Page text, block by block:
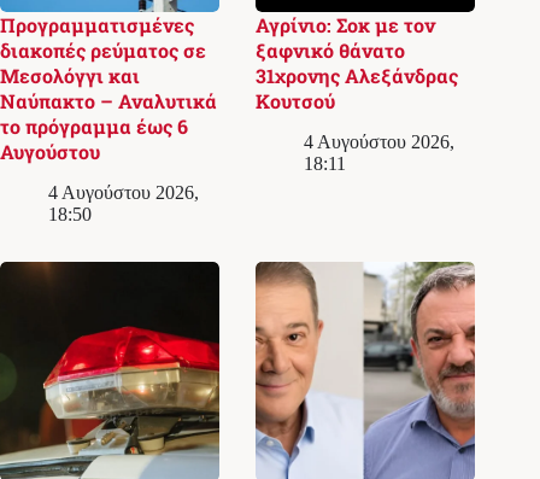
Προγραμματισμένες
διακοπές ρεύματος σε
Μεσολόγγι και
Ναύπακτο – Αναλυτικά
το πρόγραμμα έως 6
Αυγούστου
4 Αυγούστου 2026,
18:50
Αγρίνιο: Σοκ με τον
ξαφνικό θάνατο
31χρονης Αλεξάνδρας
Κουτσού
4 Αυγούστου 2026,
18:11